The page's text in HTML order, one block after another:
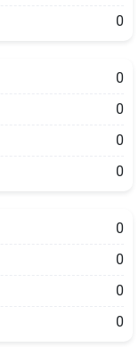
0
0
0
0
0
0
0
0
0